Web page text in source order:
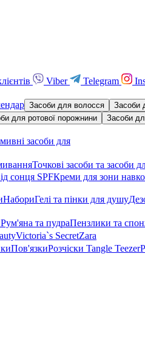
Viber Telegram
Засоби для волосся
Засоби
для ротової порожнини Засоби
засоби для
Точкові засоби та засоби
сонця SPFКреми для зони
НабориГелі та пінки для душу
Рум'яна та пудраПензлики та
Victoria`s SecretZara
Пов'язкиРозчіски Tangle Teezer